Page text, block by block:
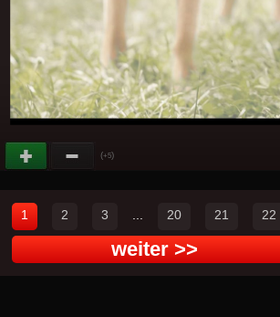
(+5)
1 2 3 ... 20 21 22
weiter >>